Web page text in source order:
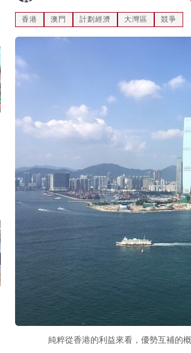
香港 澳門 計劃經濟 大灣區 競爭
純粹從香港的利益來看，優勢互補的